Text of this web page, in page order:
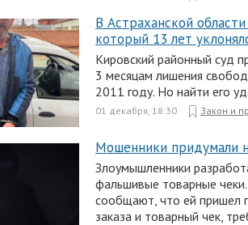
В Астраханской
который 13 лет
Кировский районный суд
3 месяцам лишения
2011 году. Но найти его
01 декабря, 18:30 Закон и
Мошенники придумали
Злоумышленники
фальшивые товарные
сообщают, что ей пришел
заказа и товарный чек,